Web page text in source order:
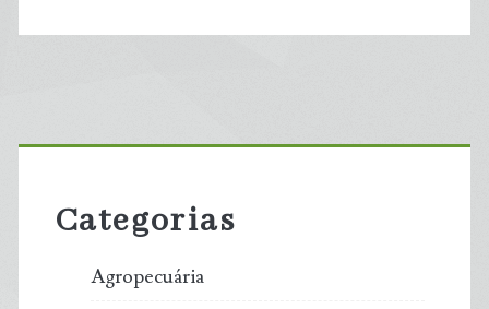
Primary
Sidebar
Categorias
Agropecuária